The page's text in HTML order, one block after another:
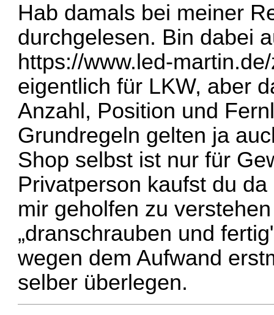
Hab damals bei meiner
durchgelesen. Bin dabei
https://www.led-
eigentlich für LKW, aber
Anzahl, Position und
Grundregeln gelten ja
Shop selbst ist nur für
Privatperson kaufst du
mir geholfen zu
„dranschrauben und
wegen dem Aufwand
selber überlegen.